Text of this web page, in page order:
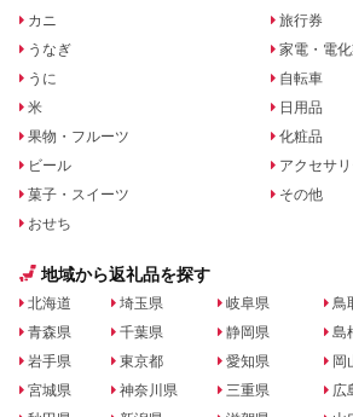
カニ
うなぎ
うに
米
果物・フルーツ
ビール
菓子・スイーツ
おせち
旅行券
家電・電
自転車
日用品
化粧品
アクセサ
その他
地域から返礼品を探す
北海道
青森県
岩手県
宮城県
埼玉県
千葉県
東京都
神奈川県
岐阜県
静岡県
愛知県
三重県
鳥
島
岡
広